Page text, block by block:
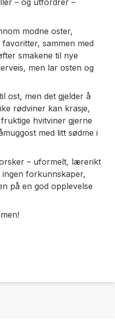
– og utfordrer –
modne oster,
sammen med
smakene til nye
men lar osten og
ost, men det gjelder å
rødviner kan krasje,
hvitviner gjerne
med litt sødme i
– uformelt, lærerikt
forkunnskaper,
på en god opplevelse